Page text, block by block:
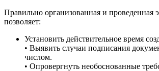
Правильно организованная и проведенная
позволяет:
Установить действительное время
• Выявить случаи подписания
числом.
• Опровергнуть необоснованные